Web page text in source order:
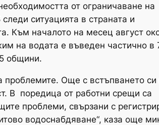
от ограничаване на
ситуацията в страната и
Към началото на месец август
на водата е въведен частично в
общини.
проблемите. Още с встъпването си
В поредица от работни срещи са
проблеми, свързани с
водоснабдяване“, каза още